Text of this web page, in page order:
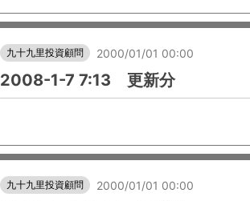
九十九里投資顧問 2000/01/01 00:00
2008-1-7 7:13 更新分
九十九里投資顧問 2000/01/01 00:00